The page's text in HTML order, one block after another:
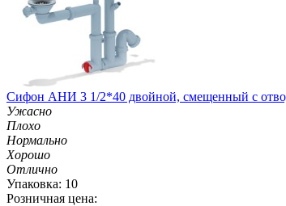
Cифон АНИ 3 1/2*40 двойной, смещенный с
Ужасно
Плохо
Нормально
Хорошо
Отлично
Упаковка: 10
Розничная цена: